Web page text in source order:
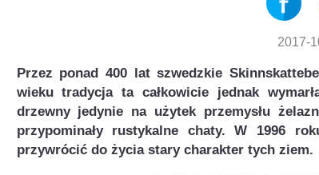
2017-
Przez ponad 400 lat szwedzkie
wieku tradycja ta całkowicie jednak
drzewny jedynie na użytek przemysłu
przypominały rustykalne chaty. W 1996
przywrócić do życia stary charakter tych ziem.